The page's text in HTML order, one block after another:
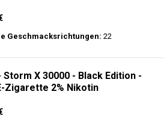
Geschmacksrichtungen: 22
Storm X 30000 - Black Edition -
Zigarette 2% Nikotin